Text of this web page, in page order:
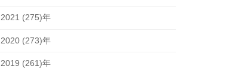
2021 (275)年
2020 (273)年
2019 (261)年